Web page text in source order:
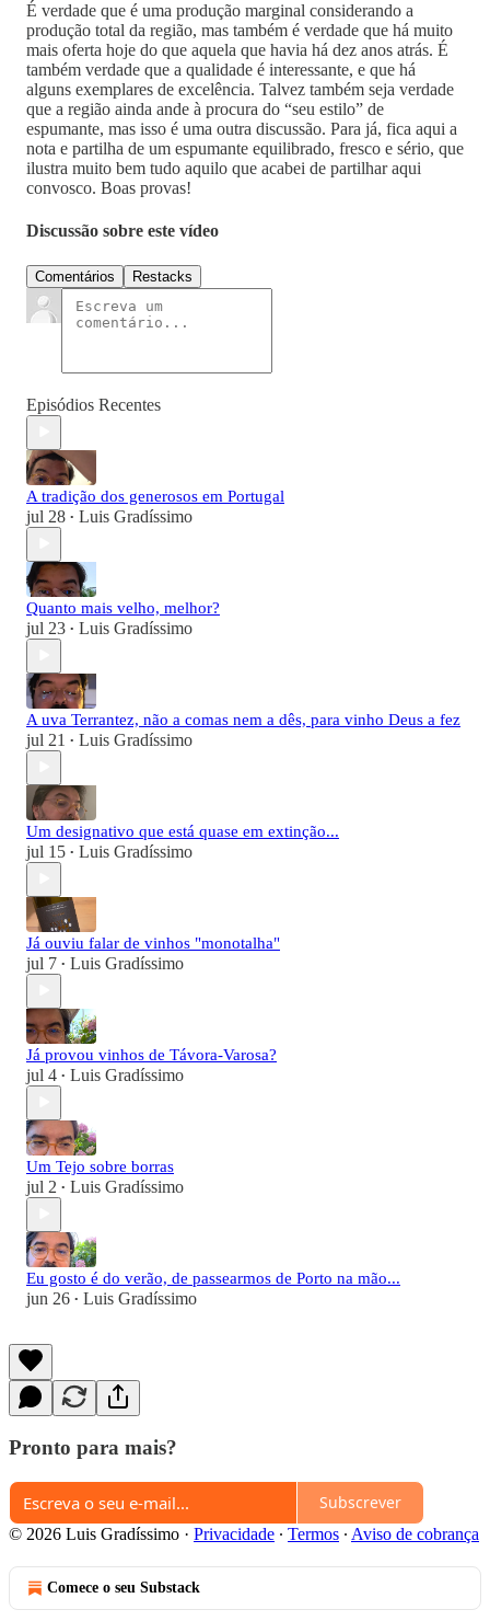
É verdade que é uma produção marginal considerando a
produção total da região, mas também é verdade que há muito
mais oferta hoje do que aquela que havia há dez anos atrás. É
também verdade que a qualidade é interessante, e que há
alguns exemplares de excelência. Talvez também seja verdade
que a região ainda ande à procura do “seu estilo” de
espumante, mas isso é uma outra discussão. Para já, fica aqui a
nota e partilha de um espumante equilibrado, fresco e sério, que
ilustra muito bem tudo aquilo que acabei de partilhar aqui
convosco. Boas provas!
Discussão sobre este vídeo
Comentários Restacks
Episódios Recentes
A tradição dos generosos em Portugal
jul 28 • Luis Gradíssimo
Quanto mais velho, melhor?
jul 23 • Luis Gradíssimo
A uva Terrantez, não a comas nem a dês, para vinho Deus a fez
jul 21 • Luis Gradíssimo
Um designativo que está quase em extinção...
jul 15 • Luis Gradíssimo
Já ouviu falar de vinhos "monotalha"
jul 7 • Luis Gradíssimo
Já provou vinhos de Távora-Varosa?
jul 4 • Luis Gradíssimo
Um Tejo sobre borras
jul 2 • Luis Gradíssimo
Eu gosto é do verão, de passearmos de Porto na mão...
jun 26 • Luis Gradíssimo
Pronto para mais?
Subscrever
© 2026 Luis Gradíssimo · Privacidade ∙ Termos ∙ Aviso de cobrança
Comece o seu Substack